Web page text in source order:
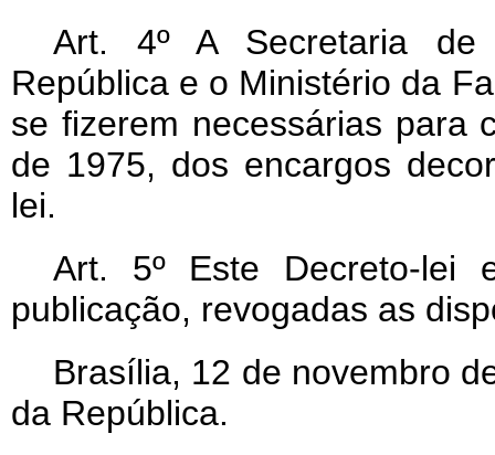
Art. 4º A Secretaria de
República e o Ministério da
se fizerem necessárias para
de 1975, dos encargos
lei.
Art. 5º Este Decreto-lei
publicação, revogadas as
Brasília, 12 de novembro
da República.